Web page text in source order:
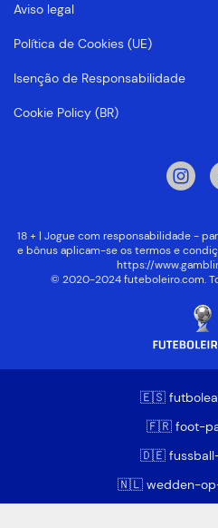
Aviso legal
Política de Cookies (UE)
Isenção de Responsabilidade
Cookie Policy (BR)
18 + | Jogue com responsabilidade -
e bônus aplicam-se os termos e
https://
© 2020-2024 futeboleiro.com.
🇪🇸
🇫🇷 foot-
🇩🇪
🇳🇱 wedden-